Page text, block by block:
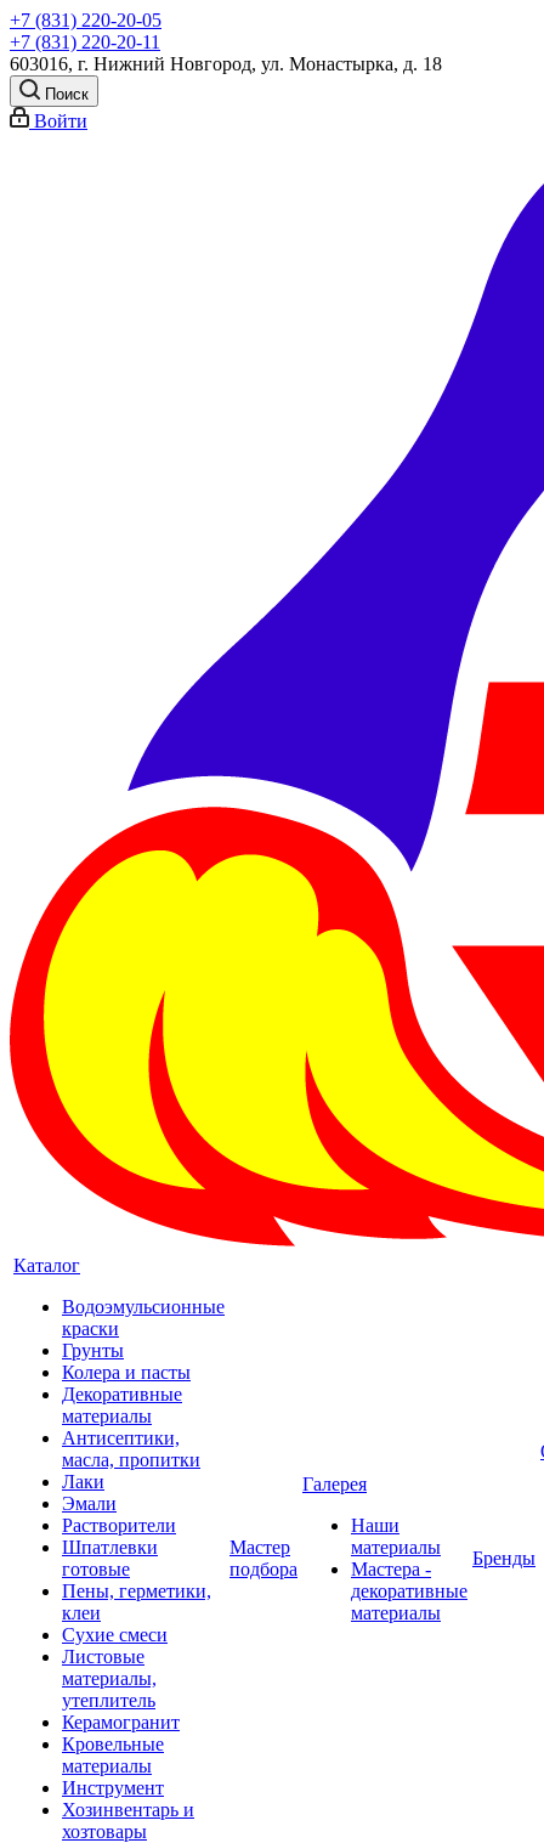
+7 (831) 220-20-05
+7 (831) 220-20-11
603016, г. Нижний Новгород, ул. Монастырка, д. 18
Поиск
Войти
Каталог
Водоэмульсионные
краски
Грунты
Колера и пасты
Декоративные
материалы
Антисептики,
масла, пропитки
Лаки
Эмали
Растворители
Шпатлевки
готовые
Пены, герметики,
клеи
Сухие смеси
Листовые
материалы,
утеплитель
Керамогранит
Кровельные
материалы
Инструмент
Хозинвентарь и
хозтовары
Мастер
подбора
Галерея
Наши
материалы
Мастера -
декоративные
материалы
Бренды